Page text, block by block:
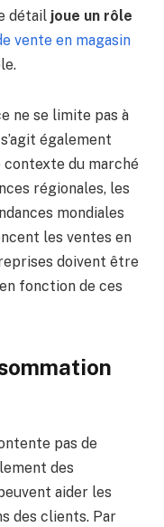
détail joue un rôle
vente en magasin
ne se limite pas à
également
du marché
régionales, les
mondiales
les ventes en
doivent être
fonction de ces
pas de
des
aider les
des clients. Par